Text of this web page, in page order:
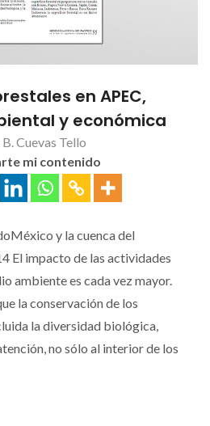
en APEC,
y económica
Cuevas Tello
mi contenido
y la cuenca del
El impacto de las actividades
ambiente es cada vez mayor.
la conservación de los
la diversidad biológica,
no sólo al interior de los